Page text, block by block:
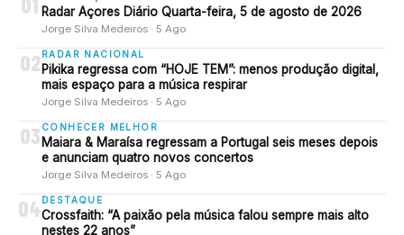
Radar Açores Diário Quarta-feira, 5 de agosto de 2026
Jorge Silva Medeiros · 5 Ago
02 RADAR NACIONAL
Pikika regressa com “HOJE TEM”: menos produção digital,
mais espaço para a música respirar
Jorge Silva Medeiros · 5 Ago
03 CONHECER MELHOR
Maiara & Maraísa regressam a Portugal seis meses depois
e anunciam quatro novos concertos
Jorge Silva Medeiros · 5 Ago
04DESTAQUE
Crossfaith: “A paixão pela música falou sempre mais alto
nestes 22 anos”